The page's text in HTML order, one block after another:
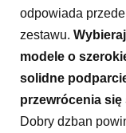
odpowiada
zestawu.
modele o
solidne
przewrócenia
Dobry dzban